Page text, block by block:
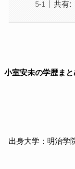
共有:
小室安未の学歴まと
出身大学：明治